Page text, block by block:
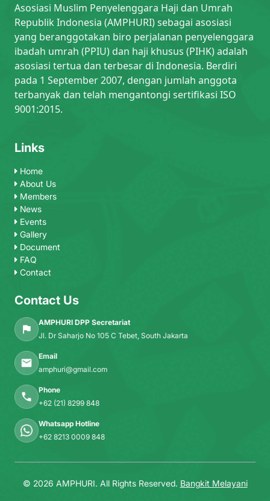
Asosiasi Muslim Penyelenggara Haji dan Umrah
Republik Indonesia (AMPHURI) sebagai asosiasi
yang beranggotakan biro perjalanan penyelenggara
ibadah umrah (PPIU) dan haji khusus (PIHK) adalah
asosiasi tertua dan terbesar di Indonesia. Berdiri
pada 1 September 2007, dengan jumlah anggota
terbanyak dan telah mengantongi sertifikasi ISO
9001:2015.
Links
Home
About Us
Members
News
Events
Gallery
Document
FAQ
Contact
Contact Us
AMPHURI DPP Secretariat
Jl. Dr Saharjo No 105 C Tebet, South Jakarta
Email
amphuri@gmail.com
Phone
+62 (21) 8299 848
Whatsapp Hotline
+62 8213 0009 848
© 2026 AMPHURI. All Rights Reserved. Bangkit Melayani